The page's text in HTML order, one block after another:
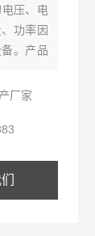
压、电
功率因
。产品
厂家